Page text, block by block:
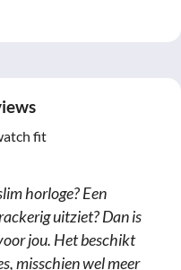
fit
horloge? Een
uitziet? Dan is
jou. Het beschikt
misschien wel meer